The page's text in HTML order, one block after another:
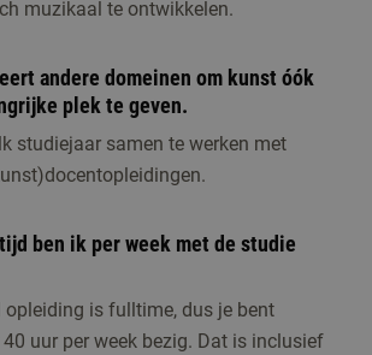
muzikaal te ontwikkelen.
andere domeinen om kunst óók
plek te geven.
studiejaar samen te werken met
ben ik per week met de studie
opleiding is fulltime, dus je bent
40 uur per week bezig. Dat is inclusief